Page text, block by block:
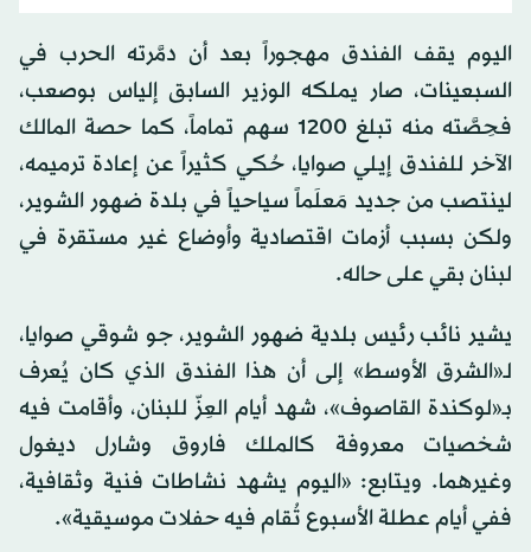
اليوم يقف الفندق مهجوراً بعد أن دمَّرته الحرب في
السبعينات، صار يملكه الوزير السابق إلياس بوصعب،
فحِصَّته منه تبلغ 1200 سهم تماماً، كما حصة المالك
الآخر للفندق إيلي صوايا، حُكي كثيراً عن إعادة ترميمه،
لينتصب من جديد مَعلَماً سياحياً في بلدة ضهور الشوير،
ولكن بسبب أزمات اقتصادية وأوضاع غير مستقرة في
لبنان بقي على حاله.
يشير نائب رئيس بلدية ضهور الشوير، جو شوقي صوايا،
لـ«الشرق الأوسط» إلى أن هذا الفندق الذي كان يُعرف
بـ«لوكندة القاصوف»، شهد أيام العِزّ للبنان، وأقامت فيه
شخصيات معروفة كالملك فاروق وشارل ديغول
وغيرهما. ويتابع: «اليوم يشهد نشاطات فنية وثقافية،
ففي أيام عطلة الأسبوع تُقام فيه حفلات موسيقية».